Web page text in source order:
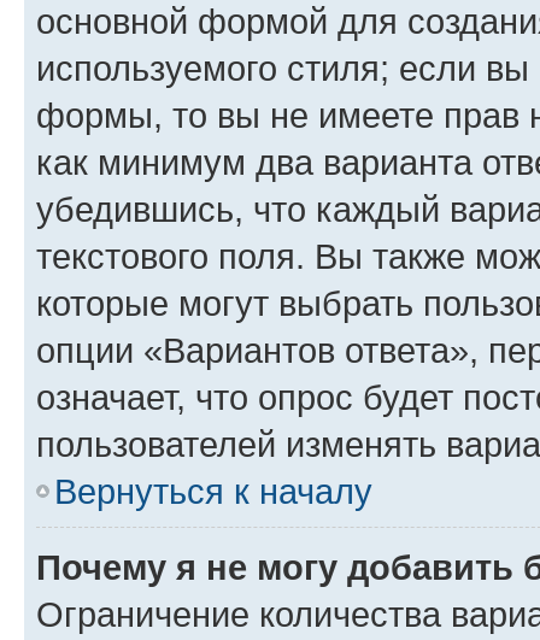
основной формой для
используемого стиля; если
формы, то вы не имеете прав
как минимум два варианта
убедившись, что каждый
текстового поля. Вы также
которые могут выбрать
опции «Вариантов ответа»,
означает, что опрос будет
пользователей изменять
Вернуться к началу
Почему я не могу добавить
Ограничение количества